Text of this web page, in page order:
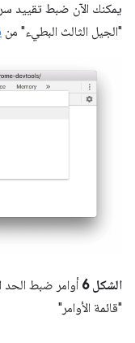
يمكنك الآن ضبط تقييد
"الجيل الثالث البطيء" من
الشكل 6 أوامر ضبط
"قائمة الأوامر"